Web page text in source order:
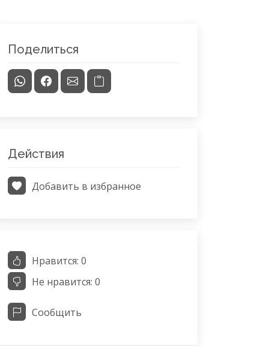
Поделиться
Действия
Добавить в избранное
Нравится: 0
Не нравится: 0
Сообщить